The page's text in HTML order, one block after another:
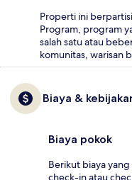
Properti ini
Program, program
salah satu atau
komunitas, warisan
Biaya &
Biaya pokok
Berikut biaya
check-in atau